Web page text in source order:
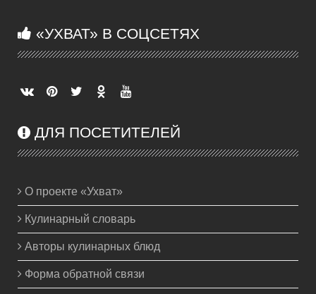
«УХВАТ» В СОЦСЕТЯХ
ДЛЯ ПОСЕТИТЕЛЕЙ
О проекте «Ухват»
Кулинарный словарь
Авторы кулинарных блюд
Форма обратной связи